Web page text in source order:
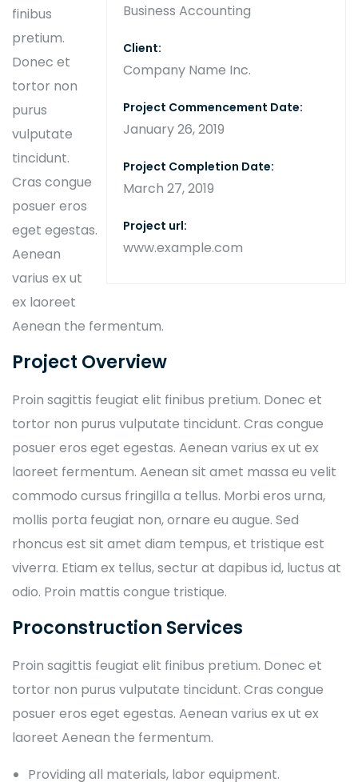
Business Accounting
Client:
Company Name Inc.
Project Commencement Date:
January 26, 2019
Project Completion Date:
March 27, 2019
Project url:
www.example.com
finibus
pretium.
Donec et
tortor non
purus
vulputate
tincidunt.
Cras congue
posuer eros
eget egestas.
Aenean
varius ex ut
ex laoreet
Aenean the fermentum.
Project Overview
Proin sagittis feugiat elit finibus pretium. Donec et
tortor non purus vulputate tincidunt. Cras congue
posuer eros eget egestas. Aenean varius ex ut ex
laoreet fermentum. Aenean sit amet massa eu velit
commodo cursus fringilla a tellus. Morbi eros urna,
mollis porta feugiat non, ornare eu augue. Sed
rhoncus est sit amet diam tempus, et tristique est
viverra. Etiam ex tellus, sectur at dapibus id, luctus at
odio. Proin mattis congue tristique.
Proconstruction Services
Proin sagittis feugiat elit finibus pretium. Donec et
tortor non purus vulputate tincidunt. Cras congue
posuer eros eget egestas. Aenean varius ex ut ex
laoreet Aenean the fermentum.
Providing all materials, labor equipment.